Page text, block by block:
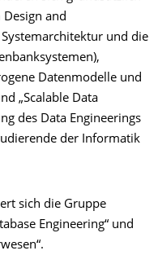
Design and
und die
Datenmodelle und
„Scalable Data
des Data Engineerings
der Informatik
sich die Gruppe
Engineering“ und